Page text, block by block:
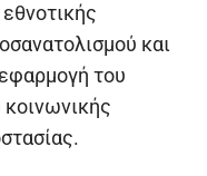
και
του
κοινωνικής